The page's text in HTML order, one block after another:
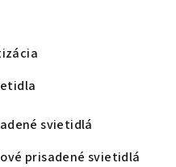
svietidlá
prisadené svietidlá